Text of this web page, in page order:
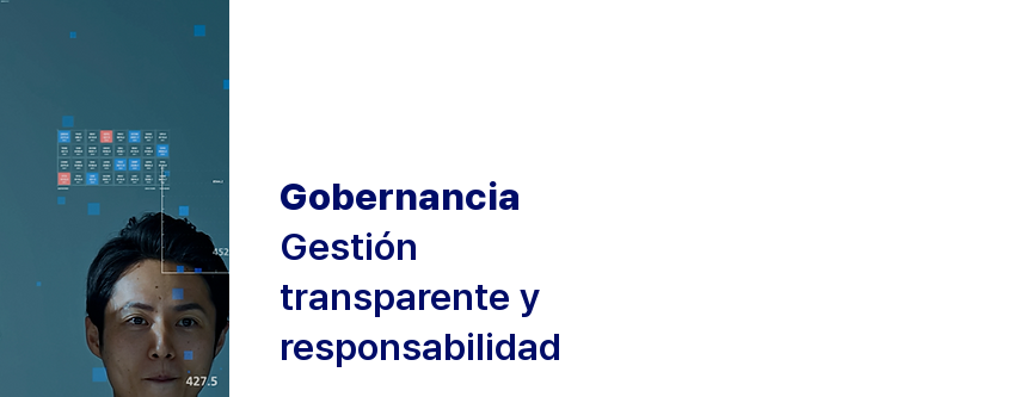
Gobernancia
Gestión
transparente y
responsabilidad